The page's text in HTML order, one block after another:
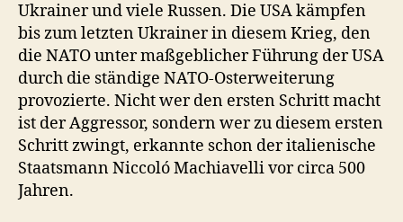
Ukrainer und viele Russen. Die USA kämpfen
bis zum letzten Ukrainer in diesem Krieg, den
die NATO unter maßgeblicher Führung der USA
durch die ständige NATO-Osterweiterung
provozierte. Nicht wer den ersten Schritt macht
ist der Aggressor, sondern wer zu diesem ersten
Schritt zwingt, erkannte schon der italienische
Staatsmann Niccoló Machiavelli vor circa 500
Jahren.